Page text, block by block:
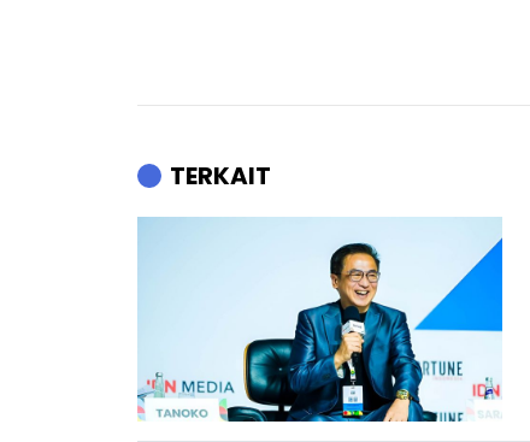
TERKAIT